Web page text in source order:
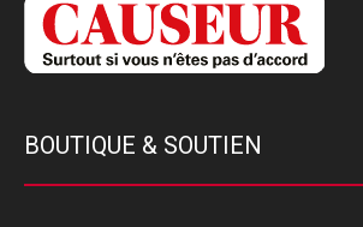
BOUTIQUE & SOUTIEN